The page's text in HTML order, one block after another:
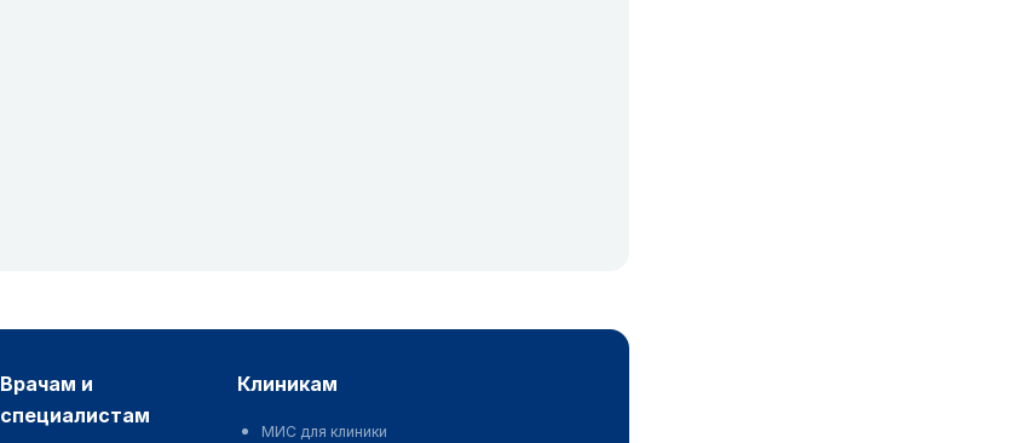
врачам и
специалистам
клиникам
МИС для клиники